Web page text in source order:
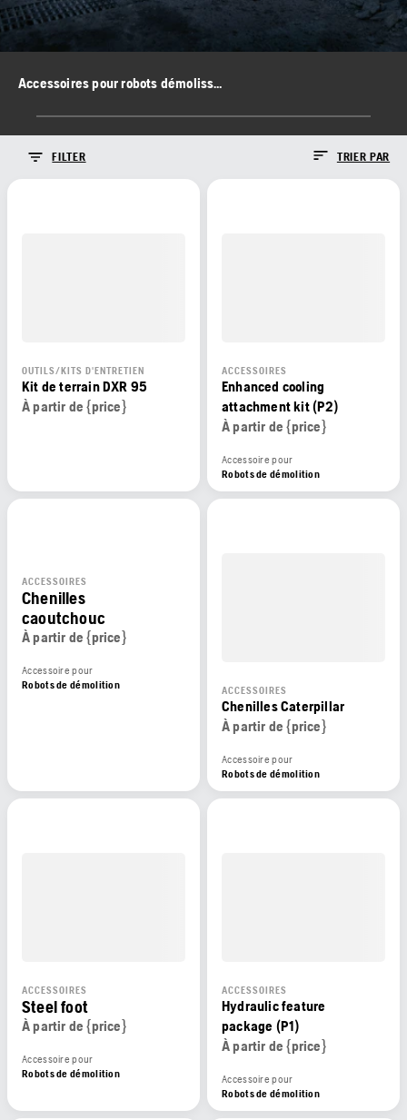
Accessoires pour robots démolisseurs
FILTER TRIER PAR
OUTILS/KITS D'ENTRETIEN
Kit de terrain DXR 95
À partir de {price}
ACCESSOIRES
Enhanced cooling
attachment kit (P2)
À partir de {price}
Accessoire pour
Robots de démolition
ACCESSOIRES
Chenilles
caoutchouc
À partir de {price}
Accessoire pour
Robots de démolition
ACCESSOIRES
Chenilles Caterpillar
À partir de {price}
Accessoire pour
Robots de démolition
ACCESSOIRES
Steel foot
À partir de {price}
Accessoire pour
Robots de démolition
ACCESSOIRES
Hydraulic feature
package (P1)
À partir de {price}
Accessoire pour
Robots de démolition